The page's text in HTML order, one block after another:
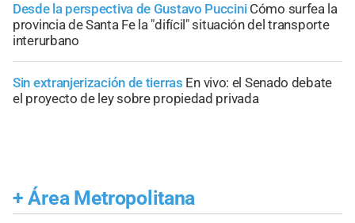
Desde la perspectiva de Gustavo Puccini Cómo surfea la
provincia de Santa Fe la "difícil" situación del transporte
interurbano
Sin extranjerización de tierras En vivo: el Senado debate
el proyecto de ley sobre propiedad privada
+ Área Metropolitana